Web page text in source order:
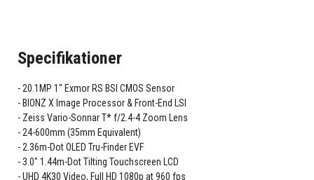
Specifikationer
20.1MP 1" Exmor RS BSI CMOS Sensor
BIONZ X Image Processor & Front-End LSI
Zeiss Vario-Sonnar T* f/2.4-4 Zoom Lens
24-600mm (35mm Equivalent)
2.36m-Dot OLED Tru-Finder EVF
3.0" 1.44m-Dot Tilting Touchscreen LCD
UHD 4K30 Video, Full HD 1080p at 960 fps